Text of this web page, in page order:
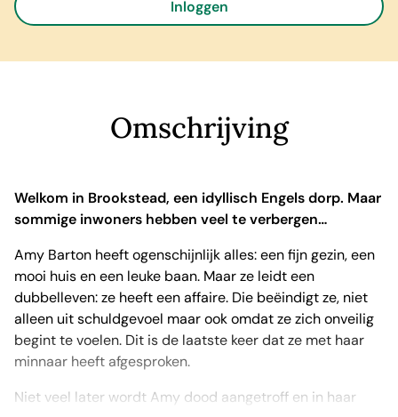
Inloggen
Omschrijving
Welkom in Brookstead, een idyllisch Engels dorp. Maar
sommige inwoners hebben veel te verbergen…
Amy Barton heeft ogenschijnlijk alles: een fijn gezin, een
mooi huis en een leuke baan. Maar ze leidt een
dubbelleven: ze heeft een affaire. Die beëindigt ze, niet
alleen uit schuldgevoel maar ook omdat ze zich onveilig
begint te voelen. Dit is de laatste keer dat ze met haar
minnaar heeft afgesproken.
Niet veel later wordt Amy dood aangetroff en in haar